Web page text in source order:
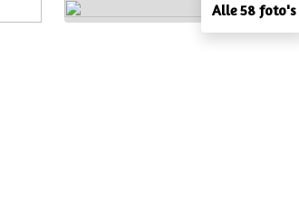
Alle 58 foto's